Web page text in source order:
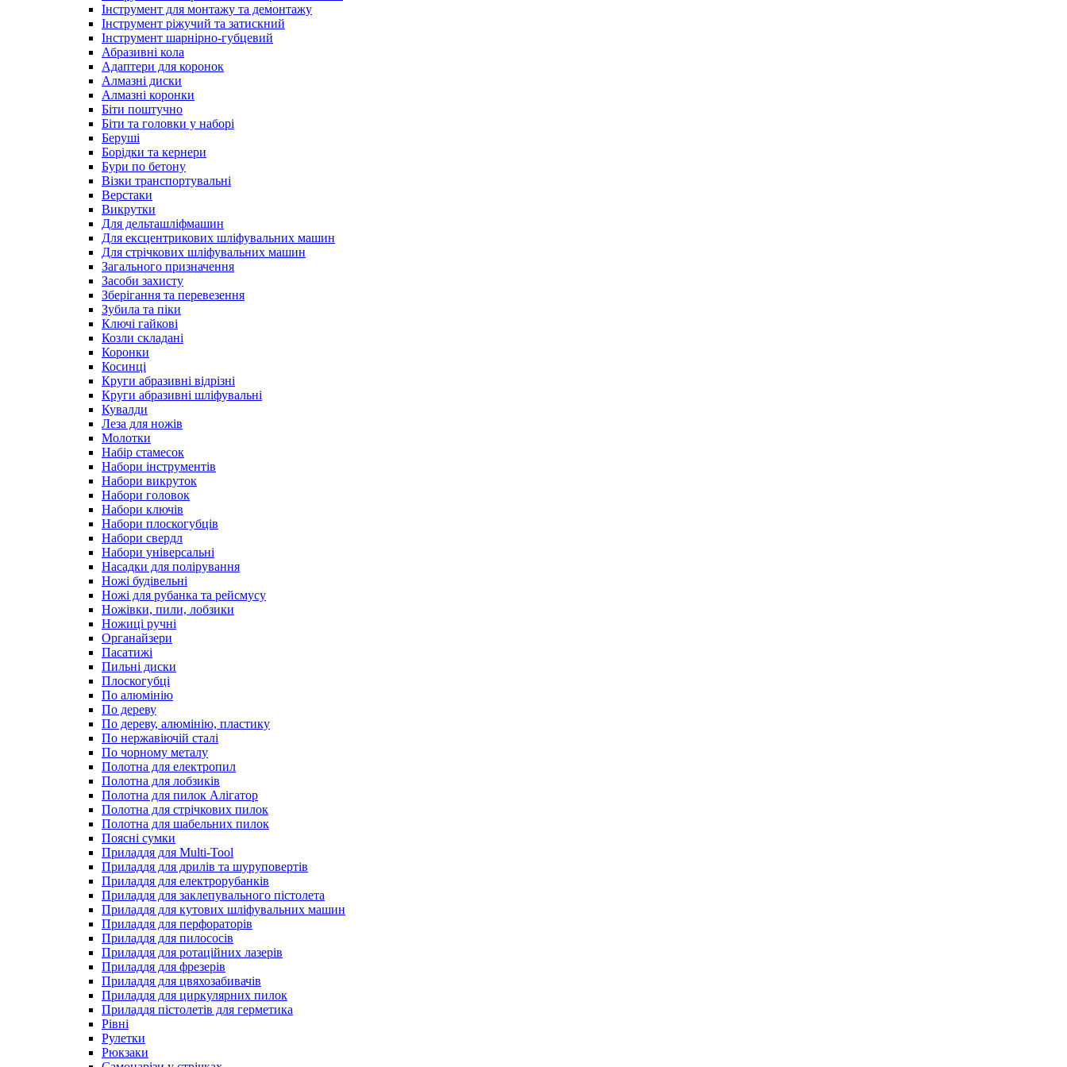
Інструмент для монтажу та демонтажу
Інструмент ріжучий та затискний
Інструмент шарнірно-губцевий
Абразивні кола
Адаптери для коронок
Алмазні диски
Алмазні коронки
Біти поштучно
Біти та головки у наборі
Беруші
Борідки та кернери
Бури по бетону
Візки транспортувальні
Верстаки
Викрутки
Для дельташліфмашин
Для ексцентрикових шліфувальних машин
Для стрічкових шліфувальних машин
Загального призначення
Засоби захисту
Зберігання та перевезення
Зубила та піки
Ключі гайкові
Козли складані
Коронки
Косинці
Круги абразивні відрізні
Круги абразивні шліфувальні
Кувалди
Леза для ножів
Молотки
Набір стамесок
Набори інструментів
Набори викруток
Набори головок
Набори ключів
Набори плоскогубців
Набори свердл
Набори універсальні
Насадки для полірування
Ножі будівельні
Ножі для рубанка та рейсмусу
Ножівки, пили, лобзики
Ножиці ручні
Органайзери
Пасатижі
Пильні диски
Плоскогубці
По алюмінію
По дереву
По дереву, алюмінію, пластику
По нержавіючій сталі
По чорному металу
Полотна для електропил
Полотна для лобзиків
Полотна для пилок Алігатор
Полотна для стрічкових пилок
Полотна для шабельних пилок
Поясні сумки
Приладдя для Multi-Tool
Приладдя для дрилів та шуруповертів
Приладдя для електрорубанків
Приладдя для заклепувального пістолета
Приладдя для кутових шліфувальних машин
Приладдя для перфораторів
Приладдя для пилососів
Приладдя для ротаційних лазерів
Приладдя для фрезерів
Приладдя для цвяхозабивачів
Приладдя для циркулярних пилок
Приладдя пістолетів для герметика
Рівні
Рулетки
Рюкзаки